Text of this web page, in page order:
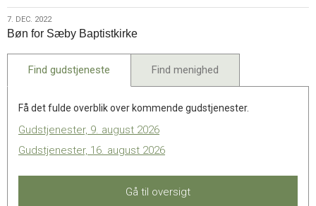
2022
7.
dec.
2022
7. DEC. 2022
Bøn for Sæby Baptistkirke
Find gudstjeneste Find menighed
Få det fulde overblik over kommende gudstjenester.
Gudstjenester, 9. august 2026
Gudstjenester, 16. august 2026
Gå til oversigt